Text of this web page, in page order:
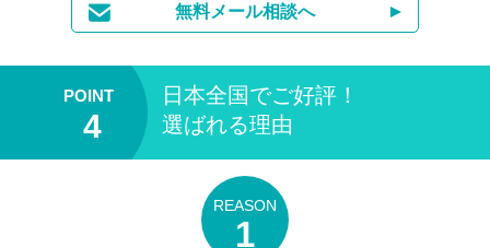
無料メール相談へ
日本全国でご好評！
選ばれる理由